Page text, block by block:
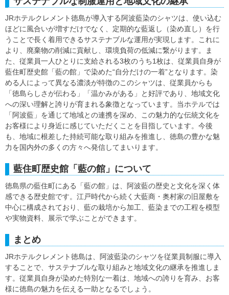
JRホテルクレメント徳島が導入する阿波藍染のシャツは、使い込む
ほどに風合いが増すだけでなく、定期的な藍返し（染め直し）を行
うことで長く着用できるサステナブルな運用が実現します。これに
より、廃棄物の削減に貢献し、環境負荷の低減に繋がります。ま
た、従業員一人ひとりに支給される3枚のうち1枚は、従業員自身が
藍住町歴史館「藍の館」で染めた“自分だけの一着”となります。染
める人によって異なる濃淡が特徴のこのシャツは、従業員からも
「徳島らしさが伝わる」「温かみがある」と好評であり、地域文化
への深い理解と誇りが育まれる象徴となっています。当ホテルでは
「阿波藍」を通じて地域との連携を深め、この魅力的な伝統文化を
お客様により身近に感じていただくことを目指しています。今後
も、地域に根差した持続可能な取り組みを推進し、徳島の豊かな魅
力を国内外の多くの方々へ発信してまいります。
藍住町歴史館「藍の館」について
徳島県の藍住町にある「藍の館」は、阿波藍の歴史と文化を深く体
感できる歴史館です。江戸時代から続く大藍商・奥村家の旧屋敷を
中心に構成されており、藍の栽培から加工、藍染までの工程を模型
や実物資料、展示で学ぶことができます。
まとめ
JRホテルクレメント徳島は、阿波藍染のシャツを従業員制服に導入
することで、サステナブルな取り組みと地域文化の継承を推進しま
す。従業員自身が染めた特別な一着は、地域への誇りを育み、お客
様に徳島の魅力を伝える一助となるでしょう。